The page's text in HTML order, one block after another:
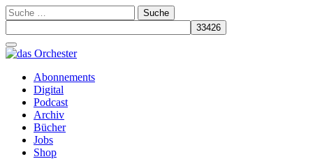
Suche
nach:
Schalte
Navigation
Zum
Inhalt
springen
Abonnements
Digital
Podcast
Archiv
Bücher
Jobs
Shop